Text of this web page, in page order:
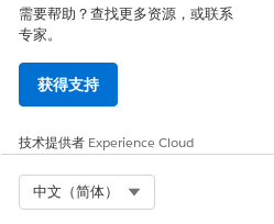
需要帮助？查找更多资源，或联系
专家。
获得支持
技术提供者 Experience Cloud
中文（简体）